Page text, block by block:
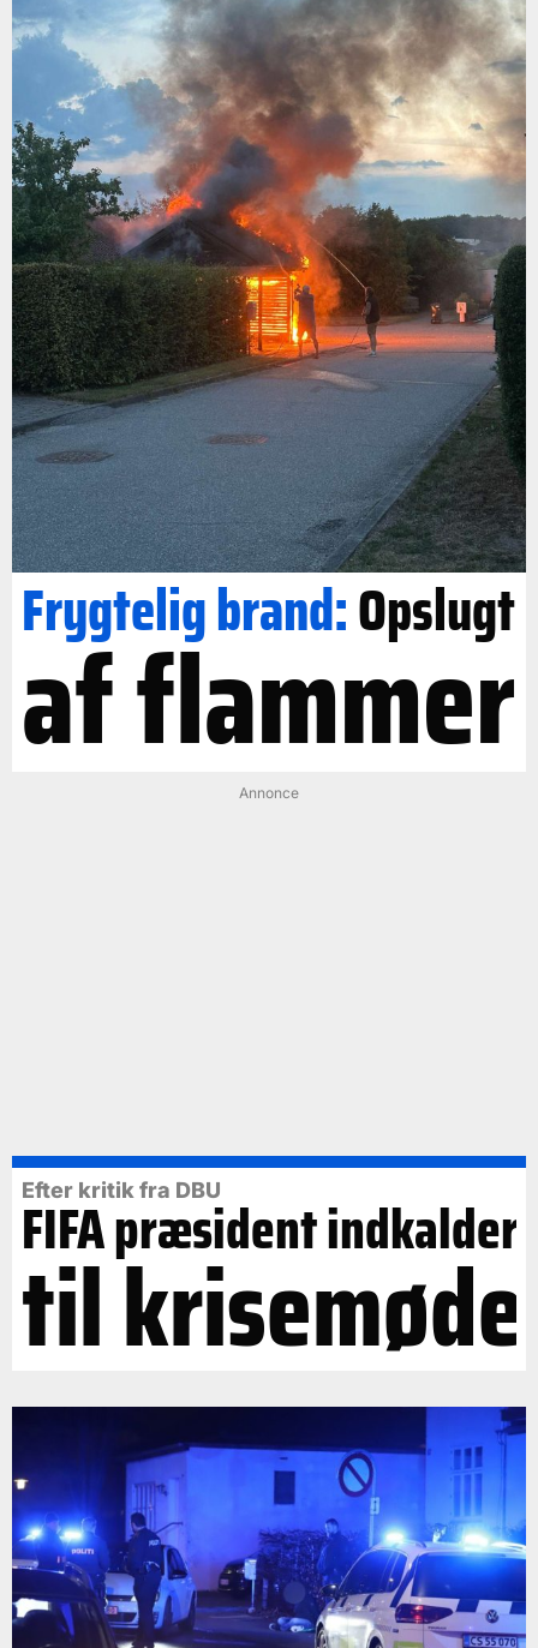
Frygtelig brand:Opslugt
af flammer
Annonce
Efter kritik fra DBU
FIFA præsident indkalder
til krisemøde